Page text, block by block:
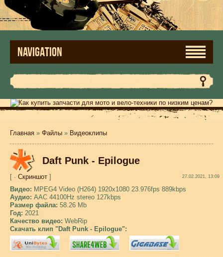
NAVIGATION
Главная » Файлы » Видеоклипы
Daft Punk - Epilogue
[ · Скриншот ] 27.02.2021, 13:09
Видео: MPEG4 Video (H264) 1920x1080 23.976fps 889kbps
Аудио: AAC 44100Hz stereo 127kbps
Размер файла: 58.26 Mb
Год: 2021
Качество видео: WebRip
Скачать клип "Daft Punk - Epilogue":